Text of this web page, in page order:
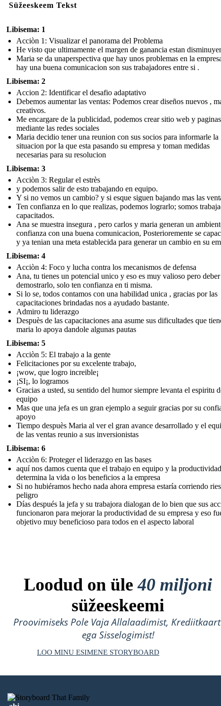
Süžeeskeem Tekst
Libisema: 1
Acciòn 1: Visualizar el panorama del Problema
He visto que ultimamente el margen de ganancia estan
Maria se da unaperspectiva que hay unos problemas en la
hay una buena comunicacion son sus trabajadores entre si .
Libisema: 2
Accion 2: Identificar el desafio adaptativo
Debemos aumentar las ventas: Podemos crear diseños nuevos ,
creativos.
Me encargare de la publicidad, podemos crear sitio web y paginas
mediante las redes sociales
Maria decidio tener una reunion con sus socios para informarle la
situacion por la que esta pasando su empresa y toman medidas
necesarias para su resolucion
Libisema: 3
Acciòn 3: Regular el estrès
y podemos salir de esto trabajando en equipo.
Y si no vemos un cambio? y si esque siguen bajando mas las
Ten confianza en lo que realizas, podemos lograrlo; somos
capacitados.
Ana se muestra insegura , pero carlos y maria generan un
confianza con una buena comunicacion, Posterioremente se
y ya tenian una meta establecida para generar un cambio en su
Libisema: 4
Acciòn 4: Foco y lucha contra los mecanismos de defensa
Ana, tu tienes un potencial unico y eso es muy valioso pero
demostrarlo, solo ten confianza en ti misma.
Si lo se, todos contamos con una habilidad unica , gracias por las
capacitaciones brindadas nos a ayudado bastante.
Admiro tu liderazgo
Despuès de las capacitaciones ana asume sus dificultades que
maria lo apoya dandole algunas pautas
Libisema: 5
Acciòn 5: El trabajo a la gente
Felicitaciones por su excelente trabajo,
¡wow, que logro increible¡
¡SI¡, lo logramos
Gracias a usted, su sentido del humor siempre levanta el espiritu
equipo
Mas que una jefa es un gran ejemplo a seguir gracias por su
apoyo
Tiempo despuès Maria al ver el gran avance desarrollado y el
de las ventas reunio a sus inversionistas
Libisema: 6
Acciòn 6: Proteger el liderazgo en las bases
aquí nos damos cuenta que el trabajo en equipo y la
determina la vida o los beneficios a la empresa
Si no hubiéramos hecho nada ahora empresa estaría corriendo
peligro
Días después la jefa y su trabajora dialogan de lo bien que sus
funcionaron para mejorar la productividad de su empresa y eso
objetivo muy beneficioso para todos en el aspecto laboral
Loodud on üle40 miljoni
süžeeskeemi
Proovimiseks Pole Vaja Allalaadimist,
ega Sisselogimist!
LOO MINU ESIMENE STORYBOARD